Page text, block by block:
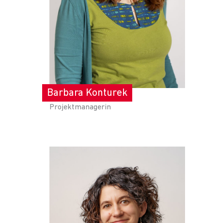
Barbara Konturek
Projektmanagerin